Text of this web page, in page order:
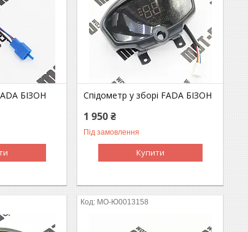
БІЗОН Спідометр у зборі FADA БІЗОН
1 950 ₴
Під замовлення
Купити
MO-Ю0013158